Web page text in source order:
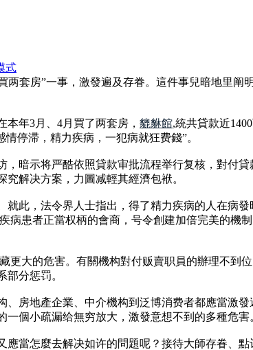
式
两套房”一事，激發遍及存眷。這件事兒暗地里
年3月、4月買了两套房， 貔貅館,統共貸款近
停滞，精力疾病，一犯病就狂费錢”。
暗示将严酷依照貸款审批流程举行复核，對付
解决方案，力圖减輕其經濟包袱。
此，法令界人士指出，得了精力疾病的人在病
病患者正當权柄的會商，号令創建加倍完美的機
更大的危害。有關機构對付贩賣职員的辦理不到
分惩罚。
房地產企業、中介機构到泛博消费者都應當激
個小疏漏给無穷放大，激發意想不到的多種危害
當怎麼去解决如许的問題呢？接待大師存眷、點